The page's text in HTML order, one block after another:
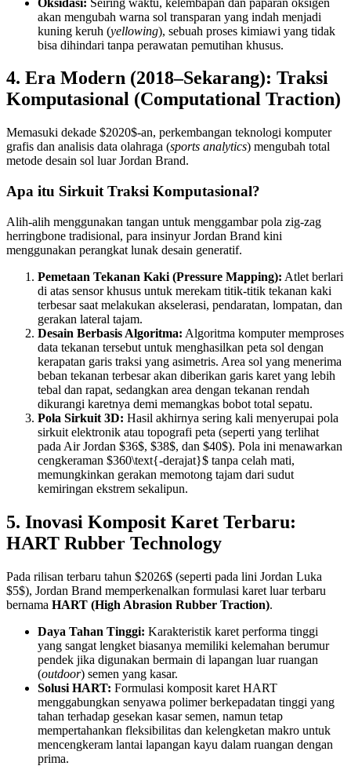
akan mengubah warna sol transparan yang indah menjadi
kuning keruh (yellowing), sebuah proses kimiawi yang tidak
bisa dihindari tanpa perawatan pemutihan khusus.
4. Era Modern (2018–Sekarang): Traksi
Komputasional (Computational Traction)
Memasuki dekade $2020$-an, perkembangan teknologi komputer
grafis dan analisis data olahraga (sports analytics) mengubah total
metode desain sol luar Jordan Brand.
Apa itu Sirkuit Traksi Komputasional?
Alih-alih menggunakan tangan untuk menggambar pola zig-zag
herringbone tradisional, para insinyur Jordan Brand kini
menggunakan perangkat lunak desain generatif.
Pemetaan Tekanan Kaki (Pressure Mapping): Atlet berlari
di atas sensor khusus untuk merekam titik-titik tekanan kaki
terbesar saat melakukan akselerasi, pendaratan, lompatan, dan
gerakan lateral tajam.
Desain Berbasis Algoritma: Algoritma komputer memproses
data tekanan tersebut untuk menghasilkan peta sol dengan
kerapatan garis traksi yang asimetris. Area sol yang menerima
beban tekanan terbesar akan diberikan garis karet yang lebih
tebal dan rapat, sedangkan area dengan tekanan rendah
dikurangi karetnya demi memangkas bobot total sepatu.
Pola Sirkuit 3D: Hasil akhirnya sering kali menyerupai pola
sirkuit elektronik atau topografi peta (seperti yang terlihat
pada Air Jordan $36$, $38$, dan $40$). Pola ini menawarkan
cengkeraman $360\text{-derajat}$ tanpa celah mati,
memungkinkan gerakan memotong tajam dari sudut
kemiringan ekstrem sekalipun.
5. Inovasi Komposit Karet Terbaru:
HART Rubber Technology
Pada rilisan terbaru tahun $2026$ (seperti pada lini Jordan Luka
$5$), Jordan Brand memperkenalkan formulasi karet luar terbaru
bernama HART (High Abrasion Rubber Traction).
Daya Tahan Tinggi: Karakteristik karet performa tinggi
yang sangat lengket biasanya memiliki kelemahan berumur
pendek jika digunakan bermain di lapangan luar ruangan
(outdoor) semen yang kasar.
Solusi HART: Formulasi komposit karet HART
menggabungkan senyawa polimer berkepadatan tinggi yang
tahan terhadap gesekan kasar semen, namun tetap
mempertahankan fleksibilitas dan kelengketan makro untuk
mencengkeram lantai lapangan kayu dalam ruangan dengan
prima.